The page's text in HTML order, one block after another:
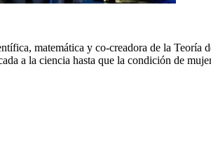
matemática y co-creadora de la
a la ciencia hasta que la condición de